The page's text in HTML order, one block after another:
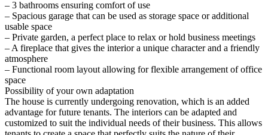
– 3 bathrooms ensuring comfort of use
– Spacious garage that can be used as storage space or additional
usable space
– Private garden, a perfect place to relax or hold business meetings
– A fireplace that gives the interior a unique character and a friendly
atmosphere
– Functional room layout allowing for flexible arrangement of office
space
Possibility of your own adaptation
The house is currently undergoing renovation, which is an added
advantage for future tenants. The interiors can be adapted and
customized to suit the individual needs of their business. This allows